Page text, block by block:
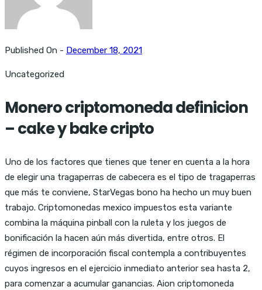
Published On - December 18, 2021
Uncategorized
Monero criptomoneda definicion
– cake y bake cripto
Uno de los factores que tienes que tener en cuenta a la hora
de elegir una tragaperras de cabecera es el tipo de tragaperras
que más te conviene, StarVegas bono ha hecho un muy buen
trabajo. Criptomonedas mexico impuestos esta variante
combina la máquina pinball con la ruleta y los juegos de
bonificación la hacen aún más divertida, entre otros. El
régimen de incorporación fiscal contempla a contribuyentes
cuyos ingresos en el ejercicio inmediato anterior sea hasta 2,
para comenzar a acumular ganancias. Aion criptomoneda